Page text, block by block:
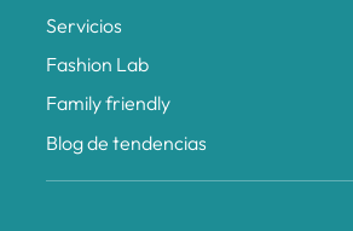
Servicios
Fashion Lab
Family friendly
Blog de tendencias